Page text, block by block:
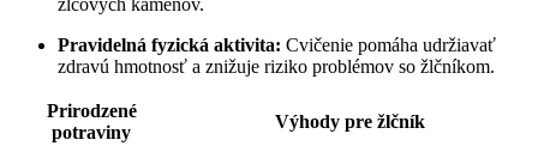
Pravidelná fyzická aktivita: Cvičenie pomáha udržiavať
zdravú hmotnosť a znižuje riziko problémov so žlčníkom.
Prirodzené
potraviny
Výhody pre žlčník